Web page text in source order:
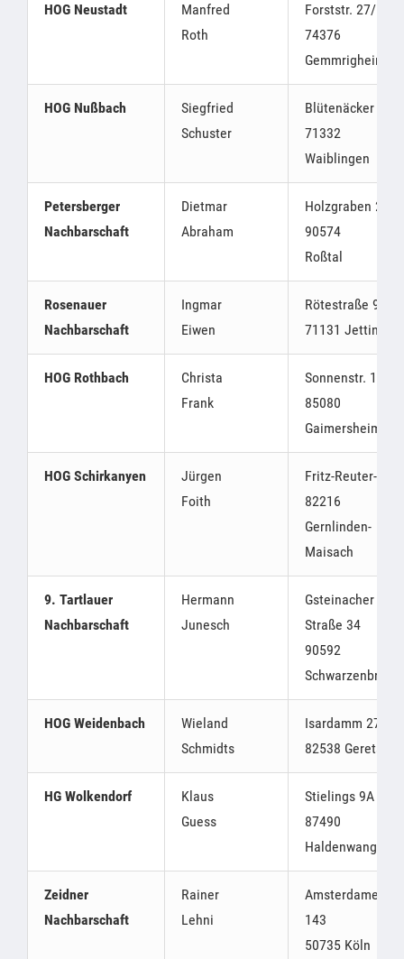
HOG Neustadt
Manfred
Roth
Forststr. 27/1
74376
Gemmrigheim
HOG Nußbach
Siegfried
Schuster
Blütenäcker 30,
71332
Petersberger
Nachbarschaft
Dietmar
Abraham
Holzgraben 24,
90574
Roßtal
Rosenauer
Nachbarschaft
Ingmar
Eiwen
Rötestraße 9
71131 Jettingen
HOG Rothbach
Christa
Frank
Sonnenstr. 11a
85080
Gaimersheim
HOG Schirkanyen
Jürgen
Foith
Fritz-Reuter-Str.
82216
Gernlinden-
Maisach
9. Tartlauer
Nachbarschaft
Hermann
Junesch
Gsteinacher
Straße 34
90592
Schwarzenbruck
HOG Weidenbach
Wieland
Schmidts
Isardamm 27
82538 Geretsried
HG Wolkendorf
Klaus
Guess
Stielings 9A
87490
Haldenwang
Zeidner
Nachbarschaft
Rainer
Lehni
Amsterdamer
143
50735 Köln